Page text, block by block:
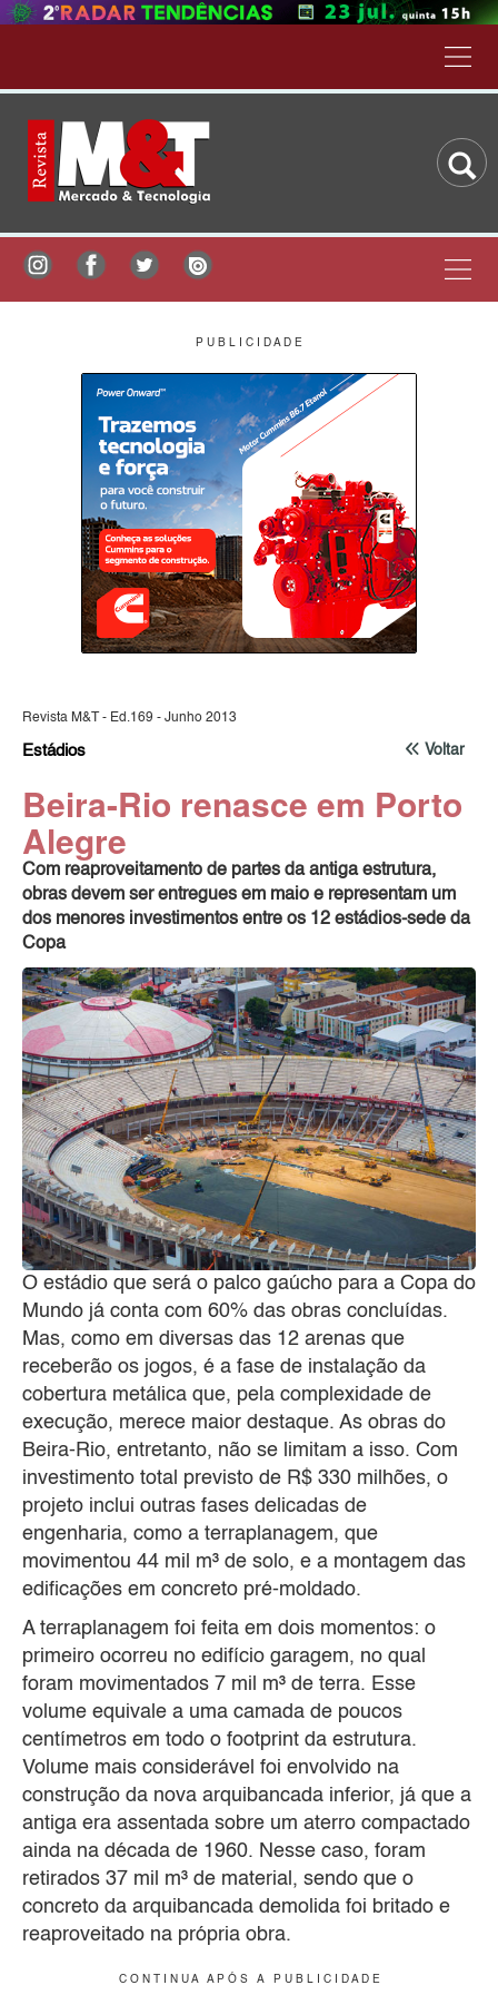
P U B L I C I D A D E
Revista M&T - Ed.169 - Junho 2013
Voltar
Estádios
Beira-Rio renasce em Porto
Alegre
Com reaproveitamento de partes da antiga estrutura,
obras devem ser entregues em maio e representam um
dos menores investimentos entre os 12 estádios-sede da
Copa
O estádio que será o palco gaúcho para a Copa do
Mundo já conta com 60% das obras concluídas.
Mas, como em diversas das 12 arenas que
receberão os jogos, é a fase de instalação da
cobertura metálica que, pela complexidade de
execução, merece maior destaque. As obras do
Beira-Rio, entretanto, não se limitam a isso. Com
investimento total previsto de R$ 330 milhões, o
projeto inclui outras fases delicadas de
engenharia, como a terraplanagem, que
movimentou 44 mil m³ de solo, e a montagem das
edificações em concreto pré-moldado.
A terraplanagem foi feita em dois momentos: o
primeiro ocorreu no edifício garagem, no qual
foram movimentados 7 mil m³ de terra. Esse
volume equivale a uma camada de poucos
centímetros em todo o footprint da estrutura.
Volume mais considerável foi envolvido na
construção da nova arquibancada inferior, já que a
antiga era assentada sobre um aterro compactado
ainda na década de 1960. Nesse caso, foram
retirados 37 mil m³ de material, sendo que o
concreto da arquibancada demolida foi britado e
reaproveitado na própria obra.
C O N T I N U A A P Ó S A P U B L I C I D A D E